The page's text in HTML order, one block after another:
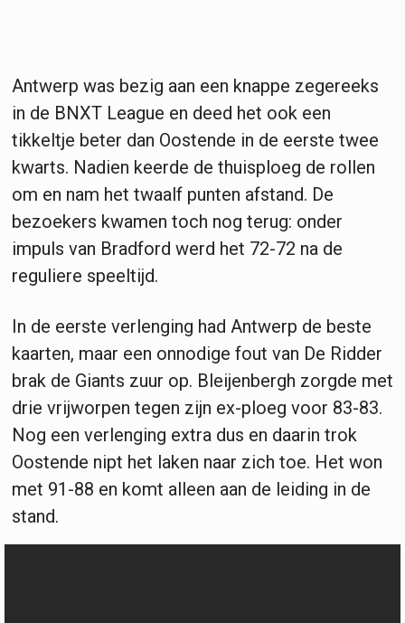
Antwerp was bezig aan een knappe zegereeks
in de BNXT League en deed het ook een
tikkeltje beter dan Oostende in de eerste twee
kwarts. Nadien keerde de thuisploeg de rollen
om en nam het twaalf punten afstand. De
bezoekers kwamen toch nog terug: onder
impuls van Bradford werd het 72-72 na de
reguliere speeltijd.
In de eerste verlenging had Antwerp de beste
kaarten, maar een onnodige fout van De Ridder
brak de Giants zuur op. Bleijenbergh zorgde met
drie vrijworpen tegen zijn ex-ploeg voor 83-83.
Nog een verlenging extra dus en daarin trok
Oostende nipt het laken naar zich toe. Het won
met 91-88 en komt alleen aan de leiding in de
stand.